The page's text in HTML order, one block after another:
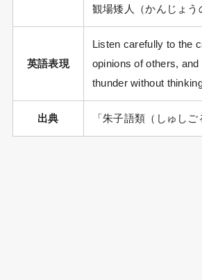
観場矮人（かんじょう
英語表現
Listen carefully to the
opinions of others,
thunder without
出典 「朱子語類（しゅし